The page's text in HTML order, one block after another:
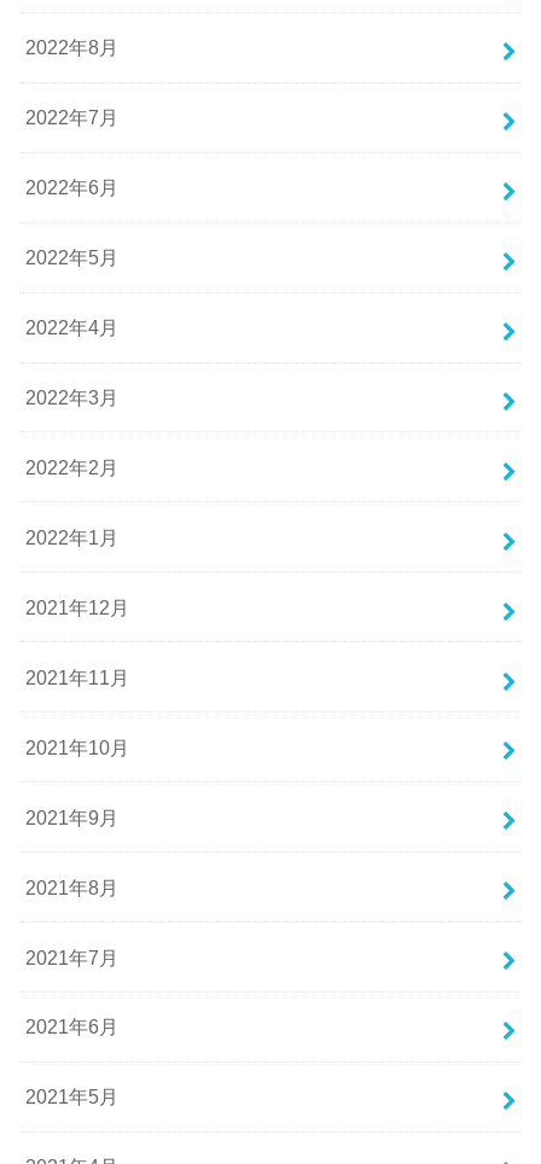
2022年8月
2022年7月
2022年6月
2022年5月
2022年4月
2022年3月
2022年2月
2022年1月
2021年12月
2021年11月
2021年10月
2021年9月
2021年8月
2021年7月
2021年6月
2021年5月